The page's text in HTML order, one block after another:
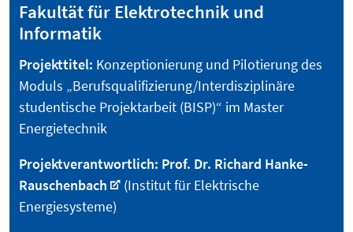
Fakultät für Elektrotechnik und
Informatik
Projekttitel: Konzeptionierung und Pilotierung des
Moduls „Berufsqualifizierung/Interdisziplinäre
studentische Projektarbeit (BISP)“ im Master
Energietechnik
Projektverantwortlich: Prof. Dr. Richard Hanke-
Rauschenbach
(Institut für Elektrische
Energiesysteme)